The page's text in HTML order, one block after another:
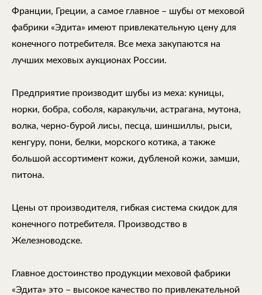
Франции, Греции, а самое главное – шубы от меховой
фабрики «Эдита» имеют привлекательную цену для
конечного потребителя. Все меха закупаются на
лучших меховых аукционах России.
Предприятие производит шубы из меха: куницы,
норки, бобра, соболя, каракульчи, астрагана, мутона,
волка, черно-бурой лисы, песца, шиншиллы, рыси,
кенгуру, пони, белки, морского котика, а также
большой ассортимент кожи, дубленой кожи, замши,
питона.
Цены от производителя, гибкая система скидок для
конечного потребителя. Производство в
Железноводске.
Главное достоинство продукции меховой фабрики
«Эдита» это – высокое качество по привлекательной